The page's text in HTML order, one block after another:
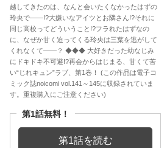
越してきたのは、なんと会いたくなかったはずの
玲央で――!?大嫌いなアイツとお隣さん!?それに
同じ高校ってどういうこと!?フラれたはずなの
に、なぜか甘く迫ってくる玲央は三葉を逃がして
くれなくて――？ ◆◆◆ 大好きだった幼なじみ
にドキドキ不可避!?再会からはじまる、甘くて苦
い“じれキュン”ラブ、第1巻！ (この作品は電子コ
ミック誌noicomi vol.141～145に収録されていま
す。重複購入にご注意ください)
第1話無料！
第1話を読む